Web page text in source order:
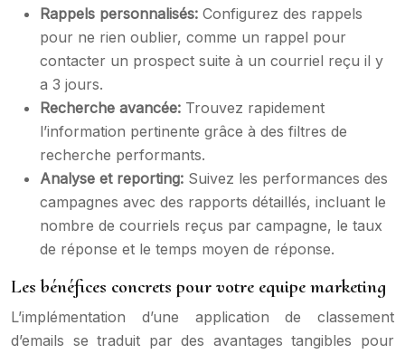
Rappels personnalisés: Configurez des rappels
pour ne rien oublier, comme un rappel pour
contacter un prospect suite à un courriel reçu il y
a 3 jours.
Recherche avancée: Trouvez rapidement
l’information pertinente grâce à des filtres de
recherche performants.
Analyse et reporting: Suivez les performances des
campagnes avec des rapports détaillés, incluant le
nombre de courriels reçus par campagne, le taux
de réponse et le temps moyen de réponse.
Les bénéfices concrets pour votre equipe marketing
L’implémentation d’une application de classement
d’emails se traduit par des avantages tangibles pour